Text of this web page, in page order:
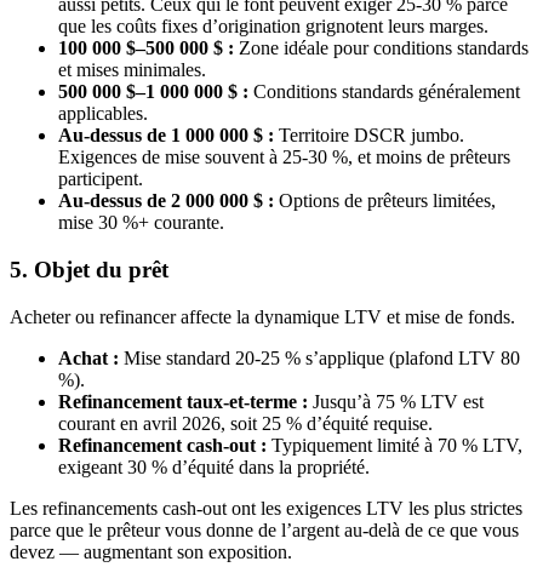
aussi petits. Ceux qui le font peuvent exiger 25-30 % parce
que les coûts fixes d’origination grignotent leurs marges.
100 000 $–500 000 $ : Zone idéale pour conditions standards
et mises minimales.
500 000 $–1 000 000 $ : Conditions standards généralement
applicables.
Au-dessus de 1 000 000 $ : Territoire DSCR jumbo.
Exigences de mise souvent à 25-30 %, et moins de prêteurs
participent.
Au-dessus de 2 000 000 $ : Options de prêteurs limitées,
mise 30 %+ courante.
5. Objet du prêt
Acheter ou refinancer affecte la dynamique LTV et mise de fonds.
Achat : Mise standard 20-25 % s’applique (plafond LTV 80
%).
Refinancement taux-et-terme : Jusqu’à 75 % LTV est
courant en avril 2026, soit 25 % d’équité requise.
Refinancement cash-out : Typiquement limité à 70 % LTV,
exigeant 30 % d’équité dans la propriété.
Les refinancements cash-out ont les exigences LTV les plus strictes
parce que le prêteur vous donne de l’argent au-delà de ce que vous
devez — augmentant son exposition.